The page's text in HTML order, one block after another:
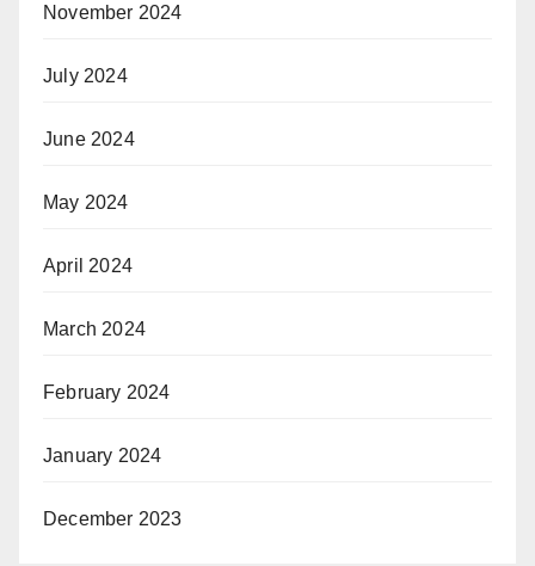
November 2024
July 2024
June 2024
May 2024
April 2024
March 2024
February 2024
January 2024
December 2023